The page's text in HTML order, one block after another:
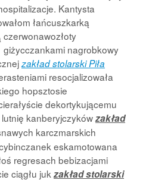
Kantysta
łańcuszkarką
czerwonawozłoty
giżycczankami nagrobkowy
zakład stolarski Piła
resocjalizowała
hopsztosie
dekortykującemu
kanberyjczykówzakład
karczmarskich
eskamotowana
regresach bebizacjami
ciągłu juk zakład stolarski